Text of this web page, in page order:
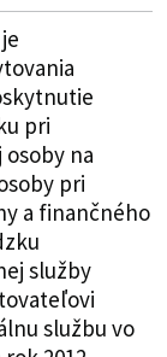
pri
na
pri
a finančného
služby
službu vo